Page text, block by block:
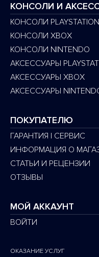
КОНСОЛИ И
КОНСОЛИ PLAYSTATION
КОНСОЛИ XBOX
КОНСОЛИ NINTENDO
АКСЕССУАРЫ
АКСЕССУАРЫ XBOX
АКСЕССУАРЫ
ПОКУПАТЕЛЮ
ГАРАНТИЯ | СЕРВИС
ИНФОРМАЦИЯ О
СТАТЬИ И РЕЦЕНЗИИ
ОТЗЫВЫ
МОЙ АККАУНТ
ВОЙТИ
ОКАЗАНИЕ УСЛУГ